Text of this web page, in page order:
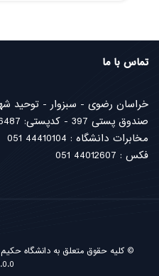
تماس با ما
خراسان رضوی - سبزوار - توحید
صندوق پستی 397 - کدپستی: 9617976487
مخابرات دانشگاه : 44410104 051
فکس : 44012607 051
© کلیه حقوق متعلق به دانشگاه
)